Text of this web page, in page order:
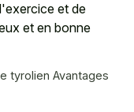
et de
et en bonne
tyrolien Avantages